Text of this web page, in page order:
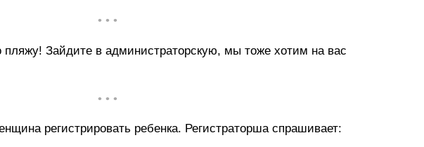
• • •
Зайдите в администраторскую, мы тоже хотим на вас
• • •
регистрировать ребенка. Регистраторша спрашивает: